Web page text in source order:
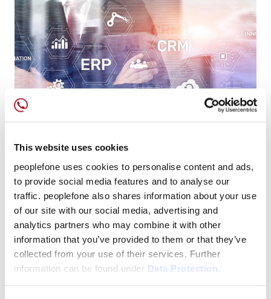
This website uses cookies
peoplefone uses cookies to personalise content and ads,
to provide social media features and to analyse our
traffic. peoplefone also shares information about your use
of our site with our social media, advertising and
analytics partners who may combine it with other
information that you’ve provided to them or that they’ve
collected from your use of their services. Further
information can be found under Data Protection.